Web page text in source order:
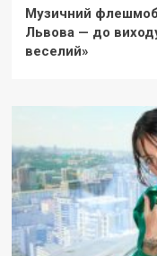
Музичний флешмоб
Львова — до
веселий»